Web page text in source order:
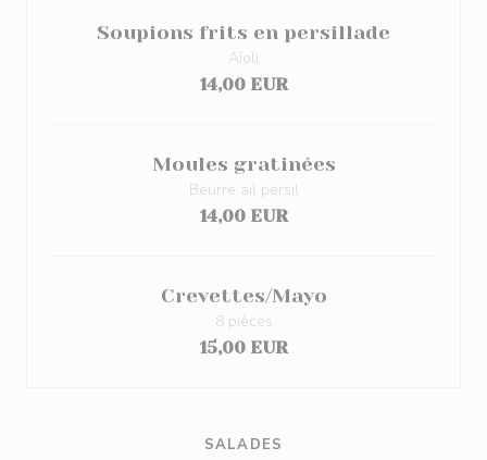
Soupions frits en persillade
Aïoli
14,00 EUR
Moules gratinées
Beurre ail persil
14,00 EUR
Crevettes/Mayo
8 pièces
15,00 EUR
SALADES